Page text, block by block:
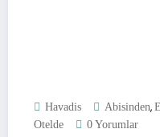
Havadis Abisinden,
Otelde 0 Yorumlar